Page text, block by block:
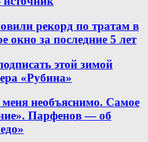
рекорд по тратам в
окно за последние 5 лет
этой зимой
«Рубина»
необъяснимо. Самое
Парфенов — об